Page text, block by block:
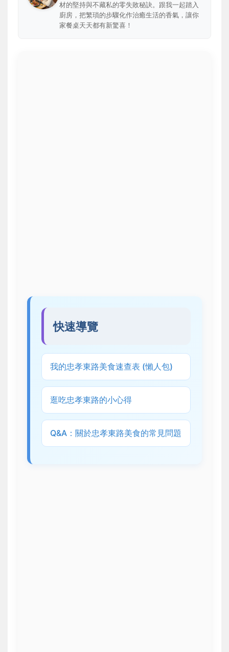
材的堅持與不藏私的零失敗秘訣。跟我一起踏入
廚房，把繁瑣的步驟化作治癒生活的香氣，讓你
家餐桌天天都有新驚喜！
快速導覽
我的忠孝東路美食速查表 (懶人包)
逛吃忠孝東路的小心得
Q&A：關於忠孝東路美食的常見問題